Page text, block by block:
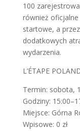
100
również
startowe, a
dodatkowych
wydarzenia.
L’ÉTAPE
Termin: sobota,
Godziny:
Miejsce: Górna
Wpisowe: 0 zł